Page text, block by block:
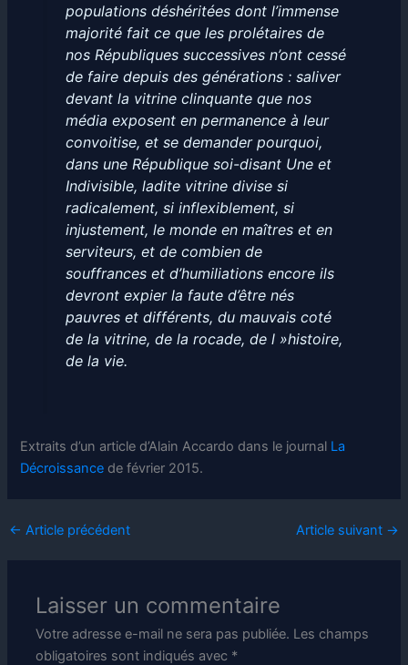
populations déshéritées dont l’immense
majorité fait ce que les prolétaires de
nos Républiques successives n’ont cessé
de faire depuis des générations : saliver
devant la vitrine clinquante que nos
média exposent en permanence à leur
convoitise, et se demander pourquoi,
dans une République soi-disant Une et
Indivisible, ladite vitrine divise si
radicalement, si inflexiblement, si
injustement, le monde en maîtres et en
serviteurs, et de combien de
souffrances et d’humiliations encore ils
devront expier la faute d’être nés
pauvres et différents, du mauvais coté
de la vitrine, de la rocade, de l »histoire,
de la vie.
Extraits d’un article d’Alain Accardo dans le journal La
Décroissance de février 2015.
← Article précédent Article suivant →
Laisser un commentaire
Votre adresse e-mail ne sera pas publiée. Les champs
obligatoires sont indiqués avec *